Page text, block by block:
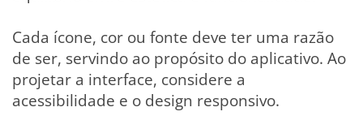
Cada ícone, cor ou fonte deve ter uma razão
de ser, servindo ao propósito do aplicativo. Ao
projetar a interface, considere a
acessibilidade e o design responsivo.